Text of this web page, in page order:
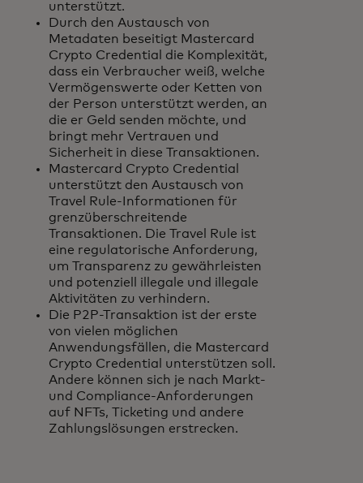
unterstützt.
Durch den Austausch von
Metadaten beseitigt Mastercard
Crypto Credential die Komplexität,
dass ein Verbraucher weiß, welche
Vermögenswerte oder Ketten von
der Person unterstützt werden, an
die er Geld senden möchte, und
bringt mehr Vertrauen und
Sicherheit in diese Transaktionen.
Mastercard Crypto Credential
unterstützt den Austausch von
Travel Rule-Informationen für
grenzüberschreitende
Transaktionen. Die Travel Rule ist
eine regulatorische Anforderung,
um Transparenz zu gewährleisten
und potenziell illegale und illegale
Aktivitäten zu verhindern.
Die P2P-Transaktion ist der erste
von vielen möglichen
Anwendungsfällen, die Mastercard
Crypto Credential unterstützen soll.
Andere können sich je nach Markt-
und Compliance-Anforderungen
auf NFTs, Ticketing und andere
Zahlungslösungen erstrecken.